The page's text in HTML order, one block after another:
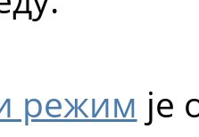
режим је